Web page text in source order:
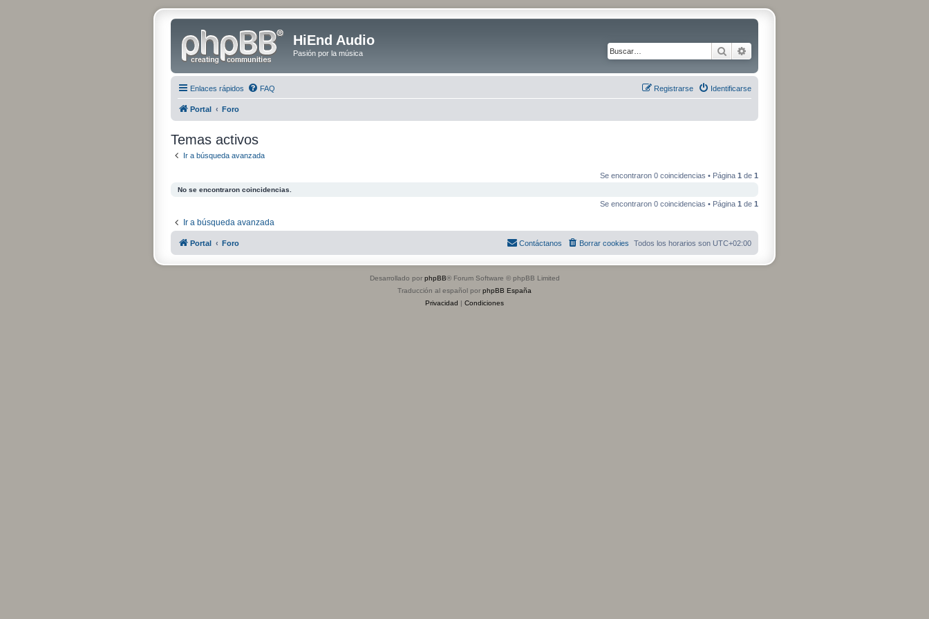
HiEnd Audio
Pasión por la música Buscar
Enlaces rápidos FAQ Identificarse
Registrarse
Portal Foro
Temas activos
Ir a búsqueda avanzada
Se encontraron 0 coincidencias • Página 1 de 1
No se encontraron coincidencias.
Se encontraron 0 coincidencias • Página 1 de 1
Ir a búsqueda avanzada
Portal Foro Todos los horarios son UTC+02:00
Borrar cookies
Contáctanos
Desarrollado por phpBB® Forum Software © phpBB Limited
Traducción al español por phpBB España
Privacidad | Condiciones